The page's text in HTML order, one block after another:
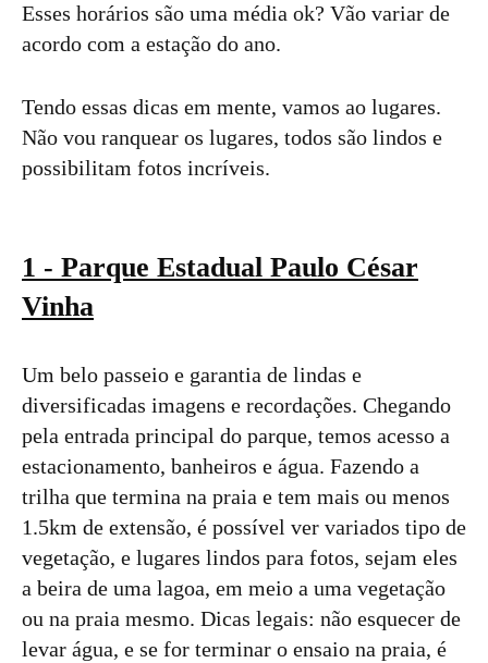
Esses horários são uma média ok? Vão variar de
acordo com a estação do ano.
Tendo essas dicas em mente, vamos ao lugares.
Não vou ranquear os lugares, todos são lindos e
possibilitam fotos incríveis.
1 - Parque Estadual Paulo César
Vinha
Um belo passeio e garantia de lindas e
diversificadas imagens e recordações. Chegando
pela entrada principal do parque, temos acesso a
estacionamento, banheiros e água. Fazendo a
trilha que termina na praia e tem mais ou menos
1.5km de extensão, é possível ver variados tipo de
vegetação, e lugares lindos para fotos, sejam eles
a beira de uma lagoa, em meio a uma vegetação
ou na praia mesmo. Dicas legais: não esquecer de
levar água, e se for terminar o ensaio na praia, é